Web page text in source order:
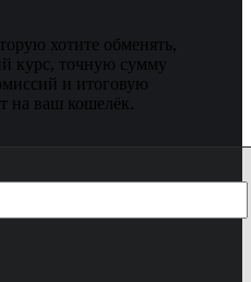
хотите обменять,
курс, точную сумму
и итоговую
на ваш кошелёк.